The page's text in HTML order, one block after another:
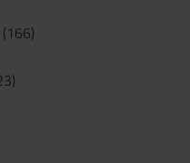
(166)